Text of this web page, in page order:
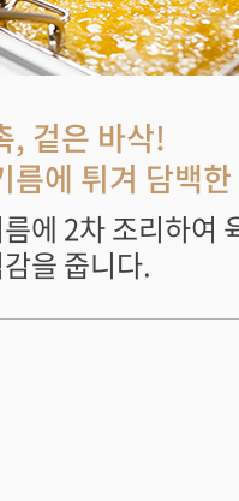
, 겉은 바삭!
름에 튀겨 담백
에 2차 조리하여
을 줍니다.